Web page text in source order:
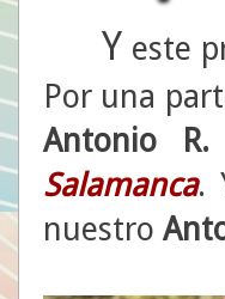
Y este
Por una
Antonio R.
Salamanca.
nuestro